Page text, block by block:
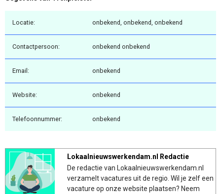
Locatie: onbekend, onbekend, onbekend
Contactpersoon: onbekend onbekend
Email: onbekend
Website: onbekend
Telefoonnummer: onbekend
Lokaalnieuwswerkendam.nl Redactie
De redactie van Lokaalnieuwswerkendam.nl
verzamelt vacatures uit de regio. Wil je zelf een
vacature op onze website plaatsen? Neem